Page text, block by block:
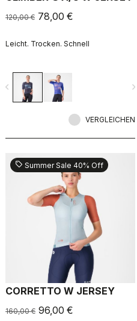
120,00 € 78,00 €
Leicht. Trocken. Schnell
navigate_before
VERGLEICHEN
sell Summer Sale 40% Off
CORRETTO W JERSEY
160,00 € 96,00 €